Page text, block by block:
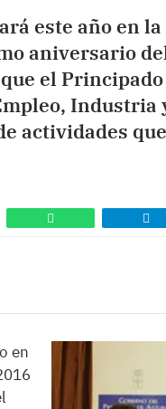
este año en
aniversario
el
Industria
actividades
en